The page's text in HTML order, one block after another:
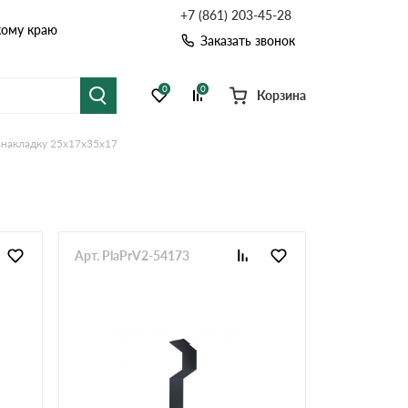
краю
+7 (861) 203-45-28
Заказать звонок
черепица
системы Софиты
0 0 Корзина
25х17х35х17
Арт. PlaPrV2-54173